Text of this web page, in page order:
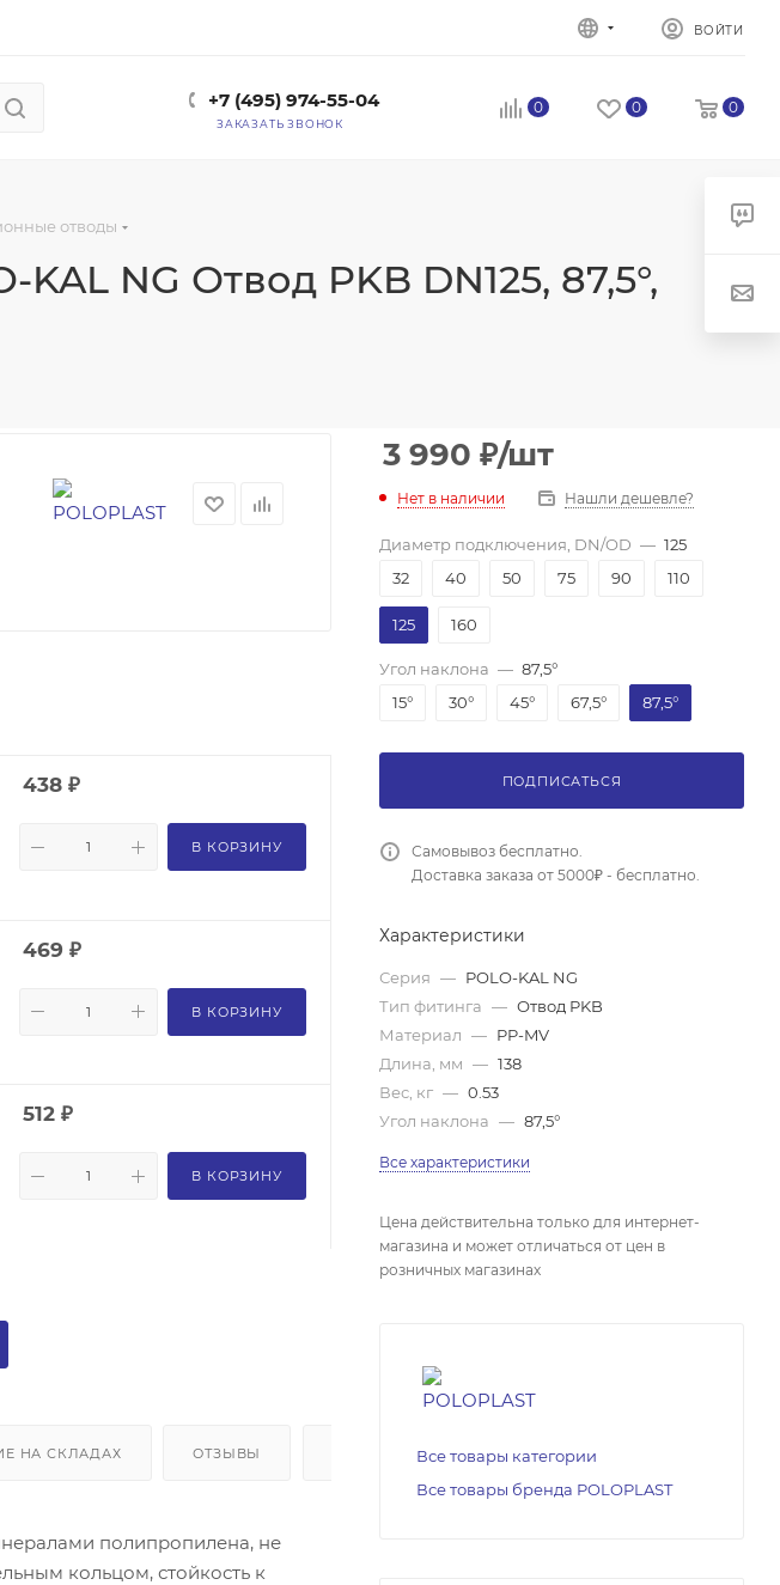
ВОЙТИ
+7 (495) 974-55-04
ЗАКАЗАТЬ ЗВОНОК
0 0 0
отводы
KAL NG Отвод PKB DN125, 87,5°,
438 ₽
В КОРЗИНУ
469 ₽
В КОРЗИНУ
512 ₽
В КОРЗИНУ
НА СКЛАДАХ ОТЗЫВЫ
полипропилена, не
кольцом, стойкость к
3 990 ₽/шт
Нет в наличии Нашли дешевле?
Диаметр подключения, DN/OD — 125
32
40 50 75 90 110
125 160
Угол наклона — 87,5°
15°
30° 45° 67,5° 87,5°
ПОДПИСАТЬСЯ
Самовывоз бесплатно.
Доставка заказа от 5000₽ - бесплатно.
Характеристики
Серия — POLO-KAL NG
Тип фитинга — Отвод PKB
Материал — PP-MV
Длина, мм — 138
Вес, кг — 0.53
Угол наклона — 87,5°
Все характеристики
Цена действительна только для интернет-
магазина и может отличаться от цен в
розничных магазинах
Все товары категории
Все товары бренда POLOPLAST